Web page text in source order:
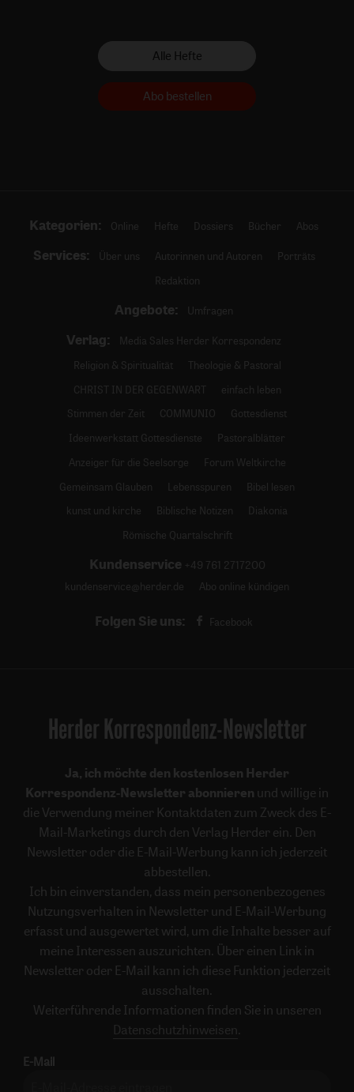
Alle Hefte
Abo bestellen
Kategorien: Online Hefte Dossiers Bücher Abos
Services: Über uns Autorinnen und Autoren
Porträts
Redaktion
Angebote: Umfragen
Verlag:
Media Sales Herder Korrespondenz
Religion & Spiritualität
Theologie & Pastoral
CHRIST IN DER GEGENWART
einfach leben
Stimmen der Zeit
COMMUNIO
Gottesdienst
Ideenwerkstatt Gottesdienste
Pastoralblätter
Anzeiger für die Seelsorge
Forum Weltkirche
Gemeinsam Glauben
Lebensspuren
Bibel lesen
kunst und kirche
Biblische Notizen
Diakonia
Römische Quartalschrift
Kundenservice +49 761 2717200
kundenservice@herder.de
Abo online kündigen
Folgen Sie uns: Facebook
Herder Korrespondenz-Newsletter
Ja, ich möchte den kostenlosen Herder
Korrespondenz-Newsletter abonnieren und willige in
die Verwendung meiner Kontaktdaten zum Zweck des E-
Mail-Marketings durch den Verlag Herder ein. Den
Newsletter oder die E-Mail-Werbung kann ich jederzeit
abbestellen.
Ich bin einverstanden, dass mein personenbezogenes
Nutzungsverhalten in Newsletter und E-Mail-Werbung
erfasst und ausgewertet wird, um die Inhalte besser auf
meine Interessen auszurichten. Über einen Link in
Newsletter oder E-Mail kann ich diese Funktion jederzeit
ausschalten.
Weiterführende Informationen finden Sie in unseren
Datenschutzhinweisen .
E-Mail